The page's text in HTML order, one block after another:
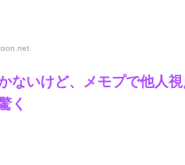
ないけど、メモプで他人
く